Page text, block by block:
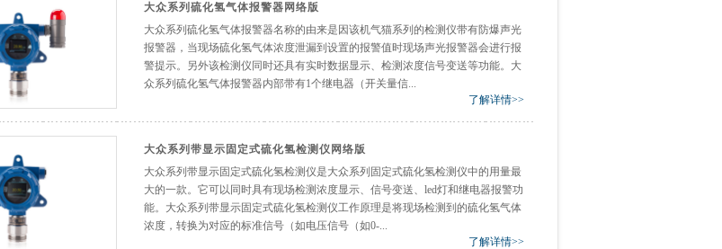
大众系列硫化氢气体报警器网络版
大众系列硫化氢气体报警器名称的由来是因该机气猫系列的检测仪带有防爆声光
报警器，当现场硫化氢气体浓度泄漏到设置的报警值时现场声光报警器会进行报
警提示。另外该检测仪同时还具有实时数据显示、检测浓度信号变送等功能。大
众系列硫化氢气体报警器内部带有1个继电器（开关量信...
了解详情>>
大众系列带显示固定式硫化氢检测仪网络版
大众系列带显示固定式硫化氢检测仪是大众系列固定式硫化氢检测仪中的用量最
大的一款。它可以同时具有现场检测浓度显示、信号变送、led灯和继电器报警功
能。大众系列带显示固定式硫化氢检测仪工作原理是将现场检测到的硫化氢气体
浓度，转换为对应的标准信号（如电压信号（如0-...
了解详情>>